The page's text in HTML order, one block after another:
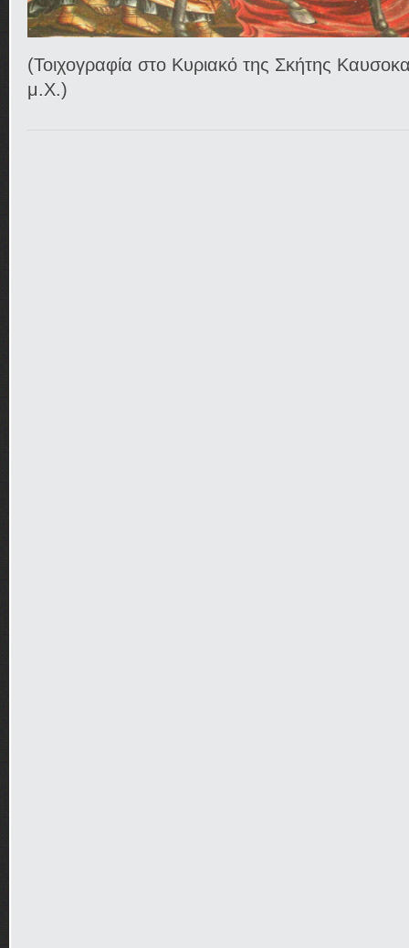
(Τοιχογραφία στο Κυριακό της Σκήτης
μ.Χ.)